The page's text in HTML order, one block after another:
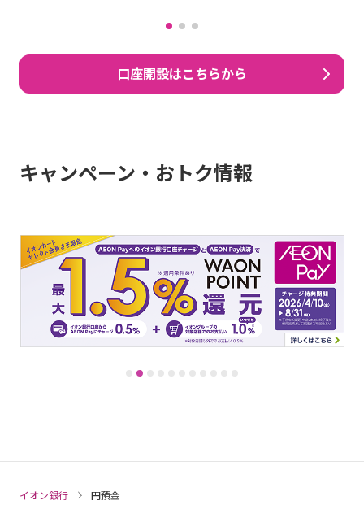
口座開設はこちらから
キャンペーン・おトク情報
イオン銀行 円預金